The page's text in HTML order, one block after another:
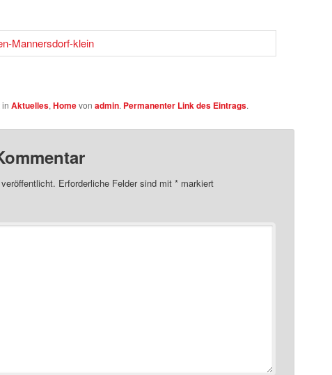
Aktuelles,Homevon admin. Permanenter Link des Eintrags.
Erforderliche Felder sind mit *markiert